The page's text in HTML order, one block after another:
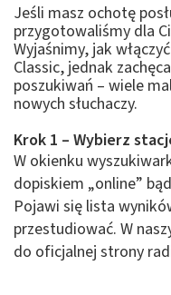
Jeśli masz ochotę
przygotowaliśmy dla
Wyjaśnimy, jak
Classic, jednak
poszukiwań – wiele
nowych słuchaczy.
Krok 1 – Wybierz
W okienku
dopiskiem „online”
Pojawi się lista
przestudiować. W
do oficjalnej strony